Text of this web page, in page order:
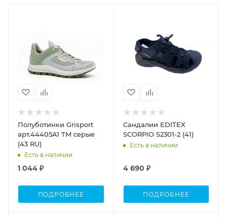
Полуботинки Grisport
арт.44405A1 TM серые
(43 RU)
Есть в наличии
1 044 ₽
ПОДРОБНЕЕ
Сандалии EDITEX
SCORPIO S2301-2 (41)
Есть в наличии
4 690 ₽
ПОДРОБНЕЕ